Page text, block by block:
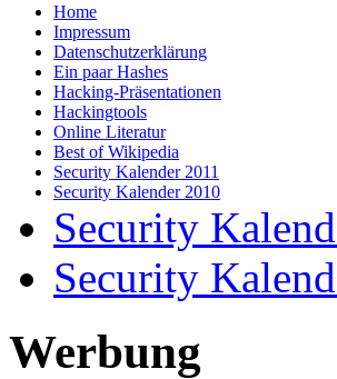
Home
Impressum
Datenschutzerklärung
Ein paar Hashes
Hacking-Präsentationen
Hackingtools
Online Literatur
Best of Wikipedia
Security Kalender 2011
Security Kalender 2010
Security
Security
Werbung